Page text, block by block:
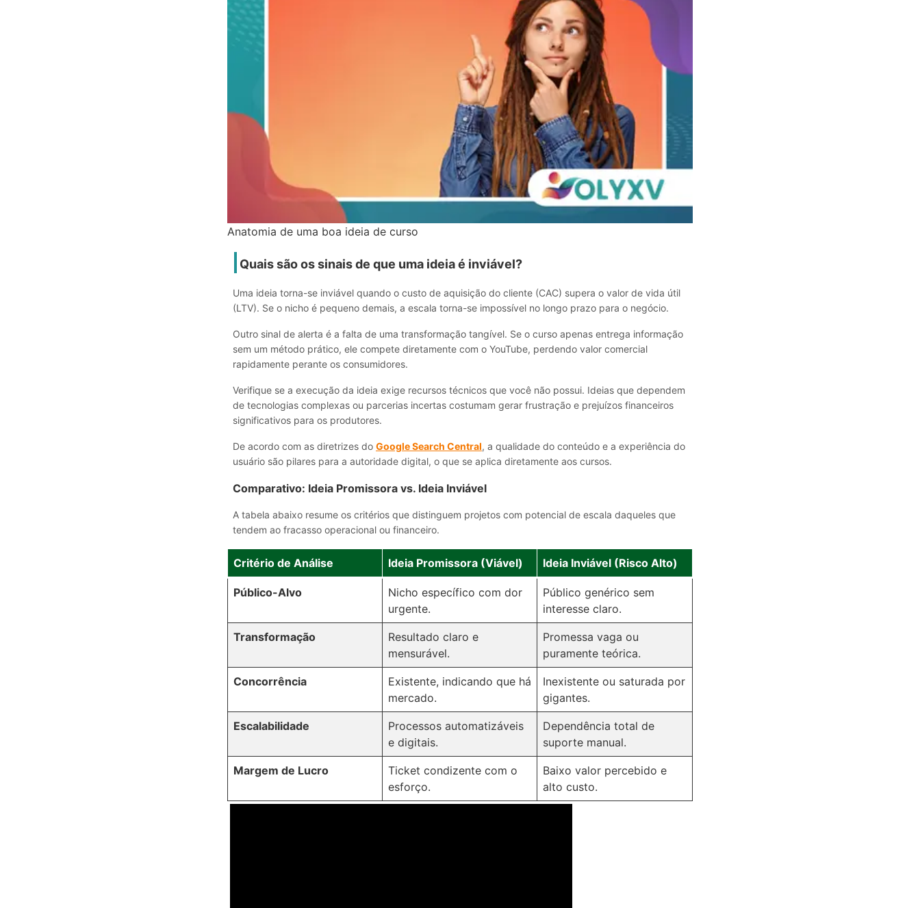
Anatomia de uma boa ideia de curso
Quais são os sinais de que uma ideia é inviável?
Uma ideia torna-se inviável quando o custo de aquisição do cliente (CAC) supera o valor de vida útil
(LTV). Se o nicho é pequeno demais, a escala torna-se impossível no longo prazo para o negócio.
Outro sinal de alerta é a falta de uma transformação tangível. Se o curso apenas entrega informação
sem um método prático, ele compete diretamente com o YouTube, perdendo valor comercial
rapidamente perante os consumidores.
Verifique se a execução da ideia exige recursos técnicos que você não possui. Ideias que dependem
de tecnologias complexas ou parcerias incertas costumam gerar frustração e prejuízos financeiros
significativos para os produtores.
De acordo com as diretrizes do Google Search Central, a qualidade do conteúdo e a experiência do
usuário são pilares para a autoridade digital, o que se aplica diretamente aos cursos.
Comparativo: Ideia Promissora vs. Ideia Inviável
A tabela abaixo resume os critérios que distinguem projetos com potencial de escala daqueles que
tendem ao fracasso operacional ou financeiro.
Critério de Análise Ideia Promissora (Viável) Ideia Inviável (Risco Alto)
Público-Alvo
Nicho específico com dor
urgente.
Público genérico sem
interesse claro.
Transformação
Resultado claro e
mensurável.
Promessa vaga ou
puramente teórica.
Concorrência
Existente, indicando que há
mercado.
Inexistente ou saturada por
gigantes.
Escalabilidade
Processos automatizáveis
e digitais.
Dependência total de
suporte manual.
Margem de Lucro
Ticket condizente com o
esforço.
Baixo valor percebido e
alto custo.